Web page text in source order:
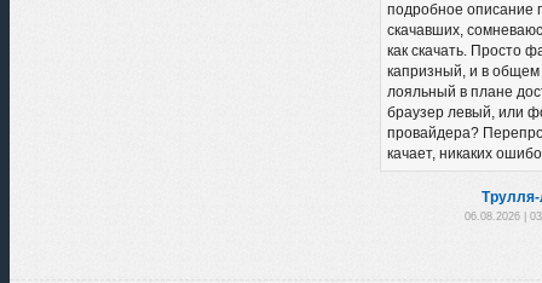
подробное описание
скачавших,
как скачать. Просто
капризный, и в общем
лояльный в плане
браузер левый, или
провайдера?
качает, никаких
06.08.2026 |